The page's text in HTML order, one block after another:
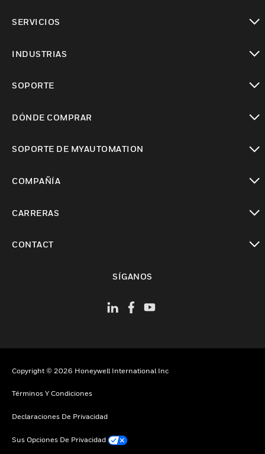
SERVICIOS
INDUSTRIAS
SOPORTE
DÓNDE COMPRAR
SOPORTE DE MYAUTOMATION
COMPAÑÍA
CARRERAS
CONTACT
SÍGANOS
Copyright © 2026 Honeywell International Inc
Términos Y Condiciones
Declaraciones De Privacidad
Sus Opciones De Privacidad